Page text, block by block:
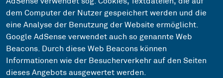
dem Computer der Nutzer gespeichert werden und die
eine Analyse der Benutzung der Website ermöglicht.
Google AdSense verwendet auch so genannte Web
Beacons. Durch diese Web Beacons können
Informationen wie der Besucherverkehr auf den Seiten
dieses Angebots ausgewertet werden.